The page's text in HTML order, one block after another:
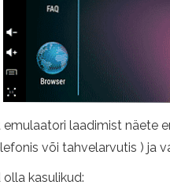
laadimist näete
või tahvelarvutis ) ja
kasulikud: